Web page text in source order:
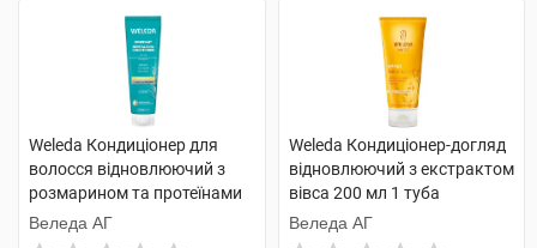
Weleda Кондиціонер для
волосся відновлюючий з
розмарином та протеїнами
150 мл 1 туба
Веледа АГ
Weleda Кондиціонер-догляд
відновлюючий з екстрактом
вівса 200 мл 1 туба
Веледа АГ